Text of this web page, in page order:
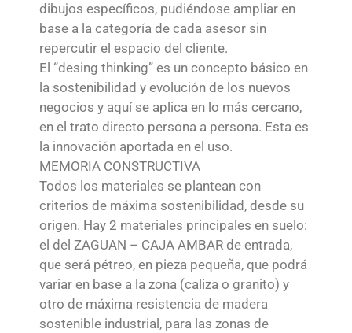
dibujos específicos, pudiéndose ampliar en
base a la categoría de cada asesor sin
repercutir el espacio del cliente.
El “desing thinking” es un concepto básico en
la sostenibilidad y evolución de los nuevos
negocios y aquí se aplica en lo más cercano,
en el trato directo persona a persona. Esta es
la innovación aportada en el uso.
MEMORIA CONSTRUCTIVA
Todos los materiales se plantean con
criterios de máxima sostenibilidad, desde su
origen. Hay 2 materiales principales en suelo:
el del ZAGUAN – CAJA AMBAR de entrada,
que será pétreo, en pieza pequeña, que podrá
variar en base a la zona (caliza o granito) y
otro de máxima resistencia de madera
sostenible industrial, para las zonas de